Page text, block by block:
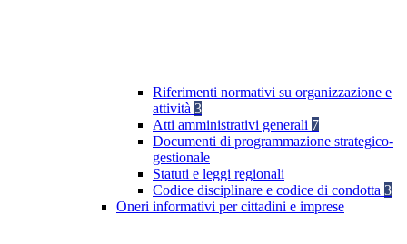
Riferimenti normativi su organizzazione e
attività 3
Atti amministrativi generali 7
Documenti di programmazione strategico-
gestionale
Statuti e leggi regionali
Codice disciplinare e codice di condotta 3
Oneri informativi per cittadini e imprese